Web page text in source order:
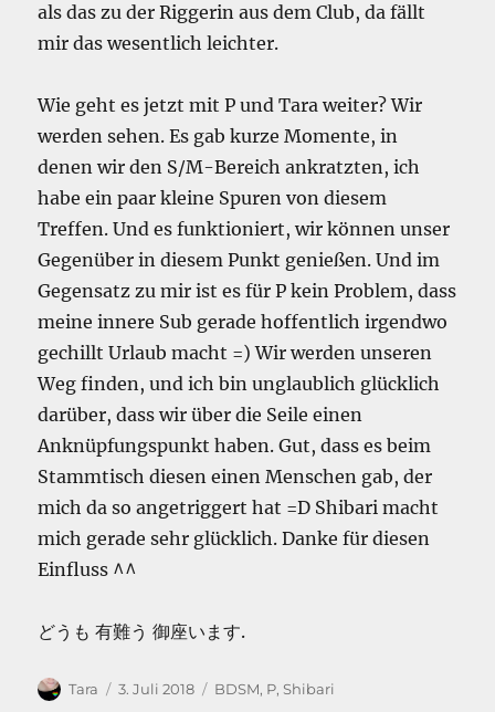
als das zu der Riggerin aus dem Club, da fällt
mir das wesentlich leichter.
Wie geht es jetzt mit P und Tara weiter? Wir
werden sehen. Es gab kurze Momente, in
denen wir den S/M-Bereich ankratzten, ich
habe ein paar kleine Spuren von diesem
Treffen. Und es funktioniert, wir können unser
Gegenüber in diesem Punkt genießen. Und im
Gegensatz zu mir ist es für P kein Problem, dass
meine innere Sub gerade hoffentlich irgendwo
gechillt Urlaub macht =) Wir werden unseren
Weg finden, und ich bin unglaublich glücklich
darüber, dass wir über die Seile einen
Anknüpfungspunkt haben. Gut, dass es beim
Stammtisch diesen einen Menschen gab, der
mich da so angetriggert hat =D Shibari macht
mich gerade sehr glücklich. Danke für diesen
Einfluss ^^
どうも 有難う 御座います.
Autor
Tara
Veröffentlicht
3. Juli 2018 Kategorien
BDSM, P,Shibari